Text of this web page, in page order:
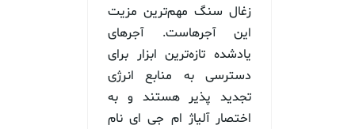
زغال سنگ مهم‌ترین مزیت
این آجرهاست. آجرهای
یادشده تازه‌ترین ابزار برای
دسترسی به منابع انرژی
تجدید پذیر هستند و به
اختصار آلیاژ ام جی ای نام